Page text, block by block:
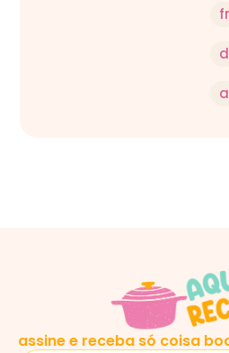
assine e receba só coisa